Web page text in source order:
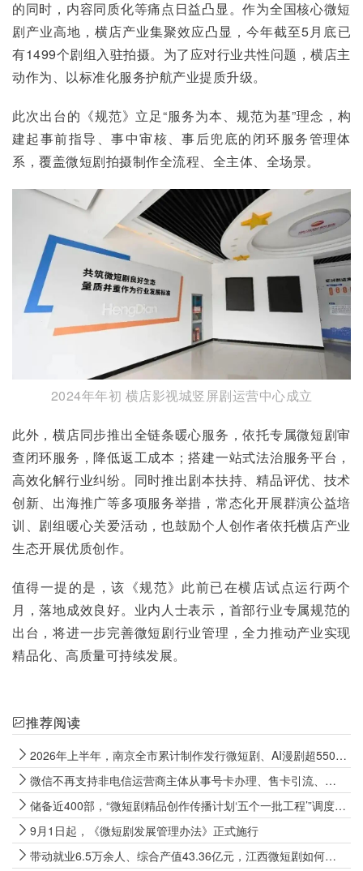
的同时，内容同质化等痛点日益凸显。作为全国核心微短
剧产业高地，横店产业集聚效应凸显，今年截至5月底已
有1499个剧组入驻拍摄。为了应对行业共性问题，横店主
动作为、以标准化服务护航产业提质升级。
此次出台的《规范》立足“服务为本、规范为基”理念，构
建起事前指导、事中审核、事后兜底的闭环服务管理体
系，覆盖微短剧拍摄制作全流程、全主体、全场景。
2024年年初 横店影视城竖屏剧运营中心成立
此外，横店同步推出全链条暖心服务，依托专属微短剧审
查闭环服务，降低返工成本；搭建一站式法治服务平台，
高效化解行业纠纷。同时推出剧本扶持、精品评优、技术
创新、出海推广等多项服务举措，常态化开展群演公益培
训、剧组暖心关爱活动，也鼓励个人创作者依托横店产业
生态开展优质创作。
值得一提的是，该《规范》此前已在横店试点运行两个
月，落地成效良好。业内人士表示，首部行业专属规范的
出台，将进一步完善微短剧行业管理，全力推动产业实现
精品化、高质量可持续发展。
推荐阅读
2026年上半年，南京全市累计制作发行微短剧、AI漫剧超5500部
微信不再支持非电信运营商主体从事号卡办理、售卡引流、代办开卡等经营行为
储备近400部，“微短剧精品创作传播计划‘五个一批工程’”调度会召开
9月1日起，《微短剧发展管理办法》正式施行
带动就业6.5万余人、综合产值43.36亿元，江西微短剧如何向上生长？